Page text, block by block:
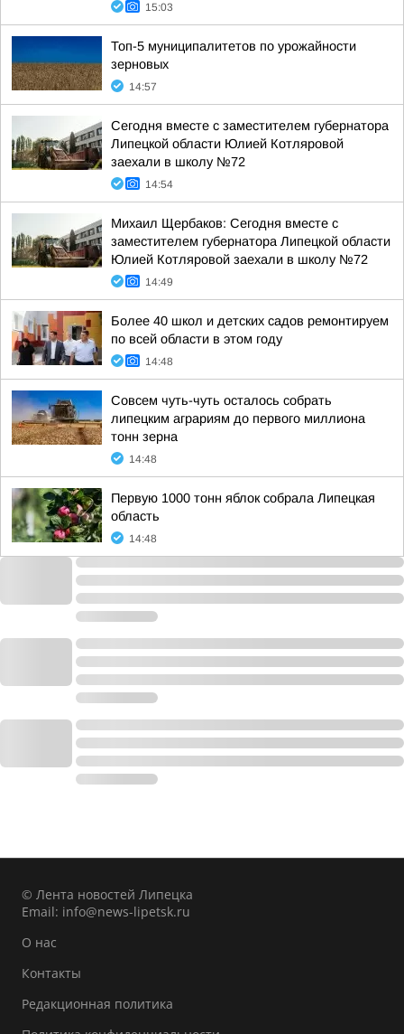
15:03
Топ-5 муниципалитетов по урожайности
зерновых
14:57
Сегодня вместе с заместителем губернатора
Липецкой области Юлией Котляровой
заехали в школу №72
14:54
Михаил Щербаков: Сегодня вместе с
заместителем губернатора Липецкой области
Юлией Котляровой заехали в школу №72
14:49
Более 40 школ и детских садов ремонтируем
по всей области в этом году
14:48
Совсем чуть-чуть осталось собрать
липецким аграриям до первого миллиона
тонн зерна
14:48
Первую 1000 тонн яблок собрала Липецкая
область
14:48
© Лента новостей Липецка
Email: info@news-lipetsk.ru
О нас
Контакты
Редакционная политика